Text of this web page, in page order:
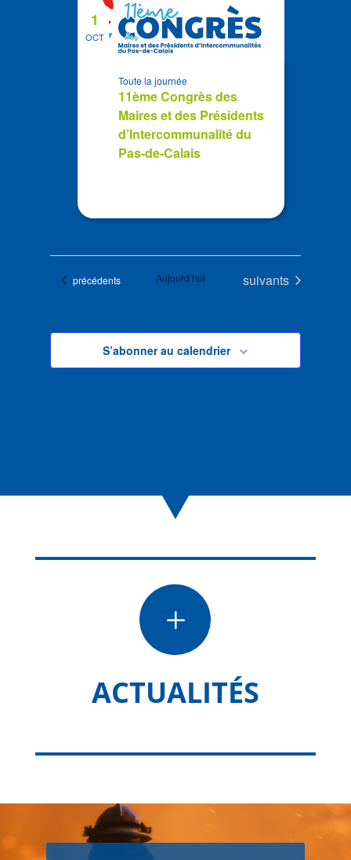
OCT
1
11ème Congrès des
Maires et des Présidents
d’Intercommunalité du
Pas-de-Calais
Toute la journée
Évènements
précédents Aujourd’hui Évènements
suivants
S’abonner au calendrier
L
ACTUALITÉS